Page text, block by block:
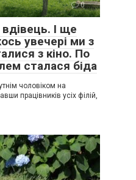
0
І ще
увечері ми з
з кіно. По
сталася біда
чоловіком на
працівників усіх філій,